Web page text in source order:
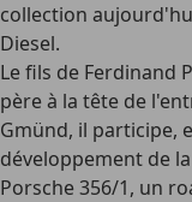
collection
Diesel.
Le fils de Ferdinand
père à la tête de
Gmünd, il participe,
développement de
Porsche 356/1, un